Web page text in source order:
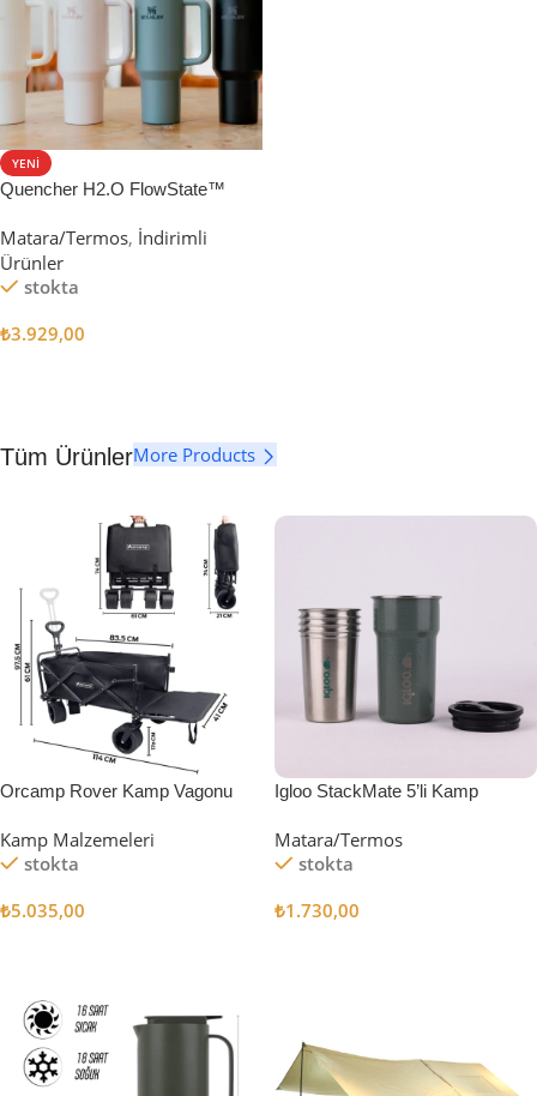
YENI
Quencher H2.O FlowState™
Matara/Termos, İndirimli
Ürünler
stokta
₺3.929,00
Tüm ÜrünlerMore Products
Orcamp Rover Kamp Vagonu
Kamp Malzemeleri
stokta
₺5.035,00
Igloo StackMate 5’li Kamp
Matara/Termos
stokta
₺1.730,00